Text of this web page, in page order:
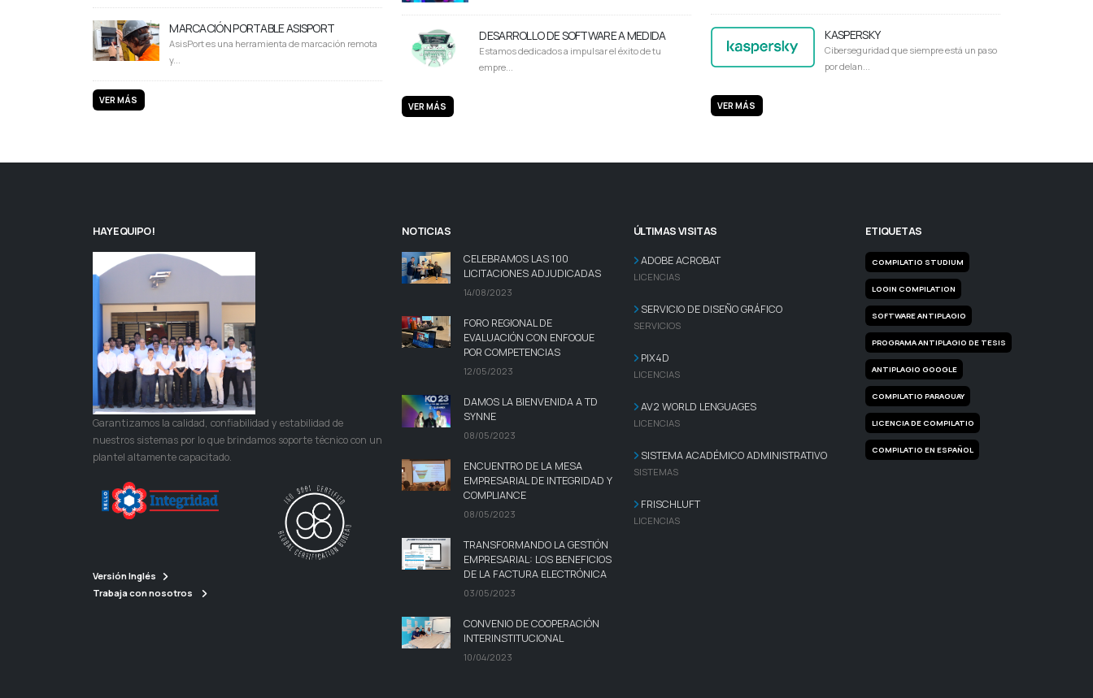
MARCACIÓN PORTABLE ASISPORT
AsisPort es una herramienta de marcación remota
y...
VER MÁS
DESARROLLO DE SOFTWARE A MEDIDA
Estamos dedicados a impulsar el éxito de tu
empre...
VER MÁS
KASPERSKY
Ciberseguridad que siempre está un paso
por delan...
VER MÁS
HAY EQUIPO!
Garantizamos la calidad, confiabilidad y estabilidad de
nuestros sistemas por lo que brindamos soporte técnico con un
plantel altamente capacitado.
Versión Inglés
Trabaja con nosotros
NOTICIAS
CELEBRAMOS LAS 100
LICITACIONES ADJUDICADAS
14/08/2023
FORO REGIONAL DE
EVALUACIÓN CON ENFOQUE
POR COMPETENCIAS
12/05/2023
DAMOS LA BIENVENIDA A TD
SYNNE
08/05/2023
ENCUENTRO DE LA MESA
EMPRESARIAL DE INTEGRIDAD Y
COMPLIANCE
08/05/2023
TRANSFORMANDO LA GESTIÓN
EMPRESARIAL: LOS BENEFICIOS
DE LA FACTURA ELECTRÓNICA
03/05/2023
CONVENIO DE COOPERACIÓN
INTERINSTITUCIONAL
10/04/2023
ÚLTIMAS VISITAS
ADOBE ACROBAT
LICENCIAS
SERVICIO DE DISEÑO GRÁFICO
SERVICIOS
PIX4D
LICENCIAS
AV2 WORLD LENGUAGES
LICENCIAS
SISTEMA ACADÉMICO ADMINISTRATIVO
SISTEMAS
FRISCHLUFT
LICENCIAS
ETIQUETAS
COMPILATIO STUDIUM
LOGIN COMPILATION
SOFTWARE ANTIPLAGIO
PROGRAMA ANTIPLAGIO DE TESIS
ANTIPLAGIO GOOGLE
COMPILATIO PARAGUAY
LICENCIA DE COMPILATIO
COMPILATIO EN ESPAÑOL